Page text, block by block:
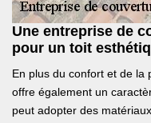
Une entreprise de
pour un toit
En plus du confort et de la
offre également un
peut adopter des